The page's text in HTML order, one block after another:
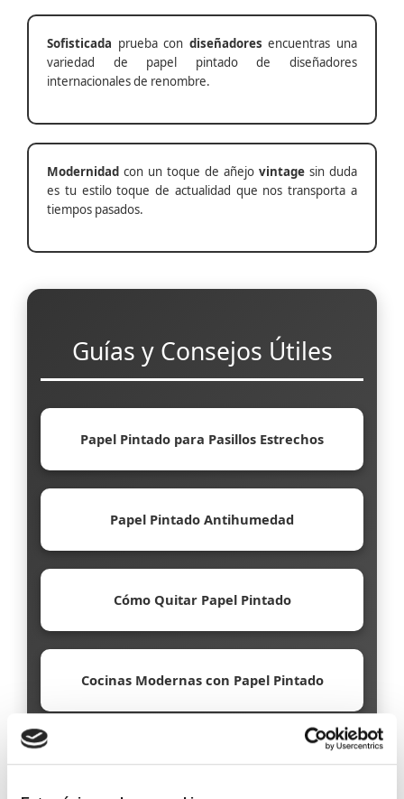
Sofisticada prueba con diseñadores encuentras una
variedad de papel pintado de diseñadores
internacionales de renombre.
Modernidad con un toque de añejo vintage sin duda
es tu estilo toque de actualidad que nos transporta a
tiempos pasados.
Guías y Consejos Útiles
Papel Pintado para Pasillos Estrechos
Papel Pintado Antihumedad
Cómo Quitar Papel Pintado
Cocinas Modernas con Papel Pintado
Papel Pintado Ecológico